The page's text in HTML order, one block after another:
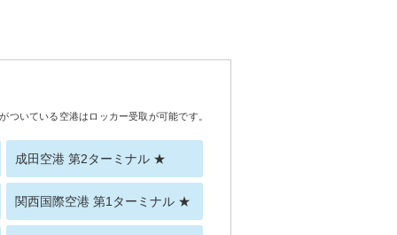
ついている空港はロッカー受取が可能です。
成田空港 第2ターミナル ★
関西国際空港 第1ターミナル ★